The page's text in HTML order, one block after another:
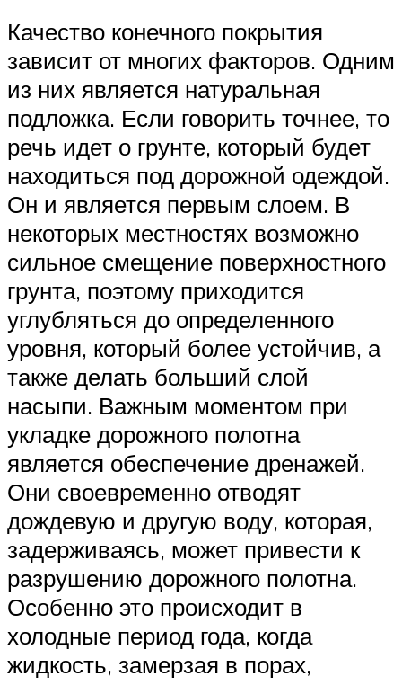
Качество конечного покрытия
зависит от многих факторов. Одним
из них является натуральная
подложка. Если говорить точнее, то
речь идет о грунте, который будет
находиться под дорожной одеждой.
Он и является первым слоем. В
некоторых местностях возможно
сильное смещение поверхностного
грунта, поэтому приходится
углубляться до определенного
уровня, который более устойчив, а
также делать больший слой
насыпи. Важным моментом при
укладке дорожного полотна
является обеспечение дренажей.
Они своевременно отводят
дождевую и другую воду, которая,
задерживаясь, может привести к
разрушению дорожного полотна.
Особенно это происходит в
холодные период года, когда
жидкость, замерзая в порах,